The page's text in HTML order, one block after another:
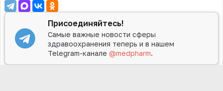
Присоединяйтесь!
Самые важные новости сферы
здравоохранения теперь и в нашем
Telegram-канале@medpharm.